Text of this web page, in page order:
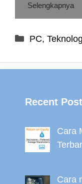
Selengkapnya
Categories
PC,
Recent
Cara
Cara